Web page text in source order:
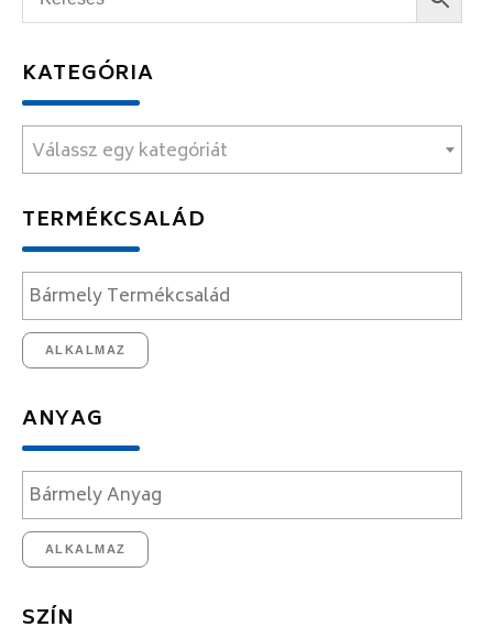
KATEGÓRIA
Válassz egy kategóriát
TERMÉKCSALÁD
ALKALMAZ
ANYAG
ALKALMAZ
SZÍN